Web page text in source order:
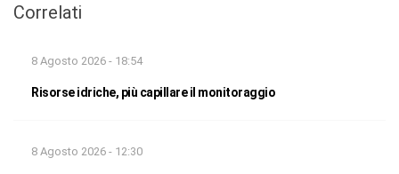
Correlati
8 Agosto 2026 - 18:54
Risorse idriche, più capillare il monitoraggio
8 Agosto 2026 - 12:30